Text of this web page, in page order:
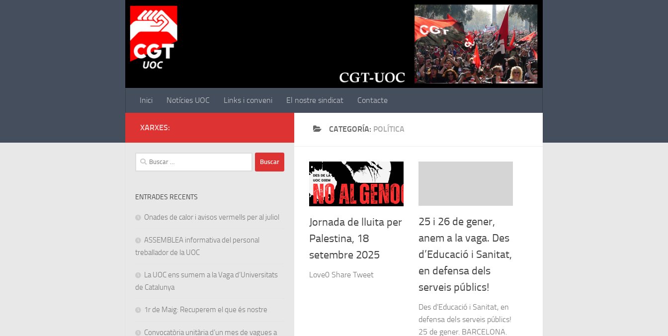
Inici Notícies UOC Links i conveni El nostre sindicat Contacte
CATEGORÍA: POLÍTICA
Jornada de lluita per
Palestina, 18
setembre 2025
Love0 Share Tweet
25 i 26 de gener,
anem a la vaga. Des
d’Educació i Sanitat,
en defensa dels
serveis públics!
Des d’Educació i Sanitat, en
defensa dels serveis públics!
25 de gener. BARCELONA.
XARXES:
Buscar:
ENTRADES RECENTS
Onades de calor i avisos vermells per al juliol
ASSEMBLEA informativa del personal
treballador de la UOC
La UOC ens sumem a la Vaga d’Universitats
de Catalunya
1r de Maig: Recuperem el que és nostre
Convocatòria unitària d’un mes de vagues a